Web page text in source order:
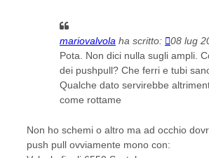
mariovalvola ha scritto:
08 lug
Pota. Non dici nulla sugli ampli.
dei pushpull? Che ferri e tubi
Qualche dato servirebbe
come rottame
Non ho schemi o altro ma ad occhio
push pull ovviamente mono con: